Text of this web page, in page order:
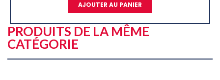
PRODUITS DE LA MÊME
CATÉGORIE
AJOUTER AU PANIER